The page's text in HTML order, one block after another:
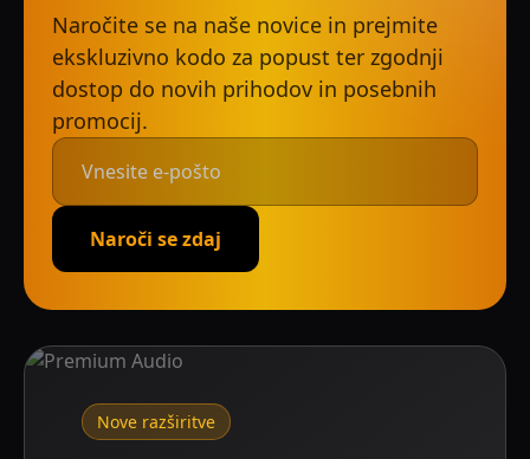
Naročite se na naše novice in prejmite
ekskluzivno kodo za popust ter zgodnji
dostop do novih prihodov in posebnih
promocij.
Naroči se zdaj
Nove razširitve